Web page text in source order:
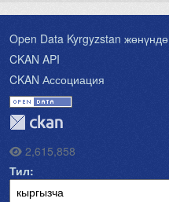
Open Data Kyrgyzstan жөнүндө
CKAN API
CKAN Ассоциация
2,615,858
Тил